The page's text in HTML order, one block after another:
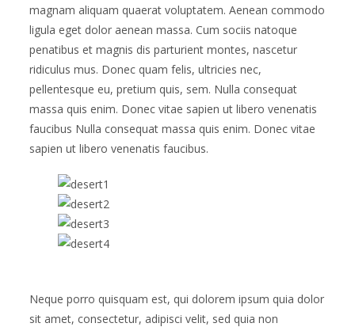
magnam aliquam quaerat voluptatem. Aenean commodo
ligula eget dolor aenean massa. Cum sociis natoque
penatibus et magnis dis parturient montes, nascetur
ridiculus mus. Donec quam felis, ultricies nec,
pellentesque eu, pretium quis, sem. Nulla consequat
massa quis enim. Donec vitae sapien ut libero venenatis
faucibus Nulla consequat massa quis enim. Donec vitae
sapien ut libero venenatis faucibus.
Neque porro quisquam est, qui dolorem ipsum quia dolor
sit amet, consectetur, adipisci velit, sed quia non